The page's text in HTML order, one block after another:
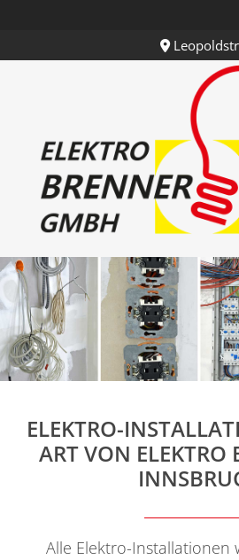

ELEKTRO-
ART VON ELEKTRO
Alle Elektro-Installationen